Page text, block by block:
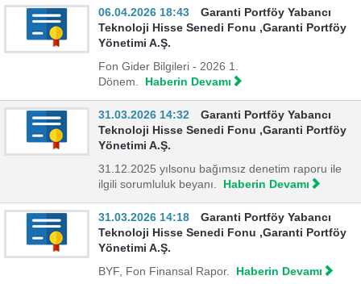
06.04.2026 18:43
Garanti Portföy Yabancı
Teknoloji Hisse Senedi Fonu ,Garanti Portföy
Yönetimi A.Ş.
Fon Gider Bilgileri - 2026 1.
Dönem. Haberin Devamı
31.03.2026 14:32
Garanti Portföy Yabancı
Teknoloji Hisse Senedi Fonu ,Garanti Portföy
Yönetimi A.Ş.
31.12.2025 yılsonu bağımsız denetim raporu ile
ilgili sorumluluk beyanı. Haberin Devamı
31.03.2026 14:18
Garanti Portföy Yabancı
Teknoloji Hisse Senedi Fonu ,Garanti Portföy
Yönetimi A.Ş.
BYF, Fon Finansal Rapor. Haberin Devamı